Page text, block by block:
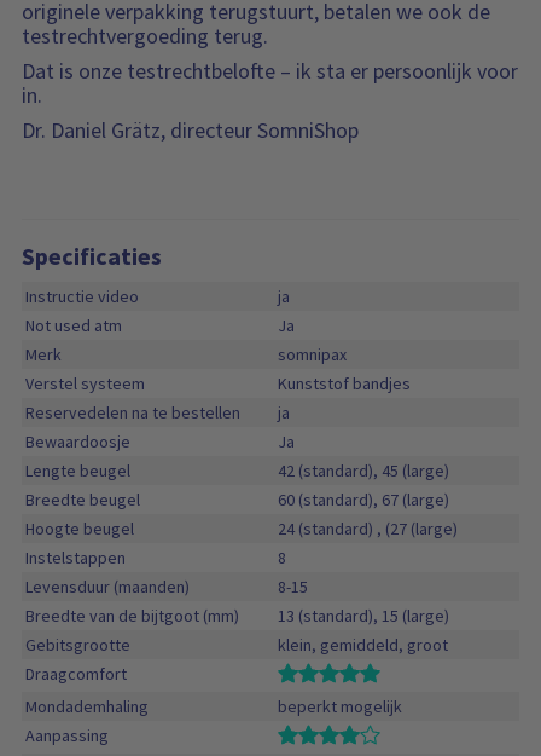
originele verpakking terugstuurt, betalen we ook de
testrechtvergoeding terug.
Dat is onze testrechtbelofte – ik sta er persoonlijk voor
in.
Dr. Daniel Grätz, directeur SomniShop
Specificaties
Instructie video
ja
Not used atm
Ja
Merk
somnipax
Verstel systeem
Kunststof bandjes
Reservedelen na te bestellen
ja
Bewaardoosje
Ja
Lengte beugel
42 (standard), 45 (large)
Breedte beugel
60 (standard), 67 (large)
Hoogte beugel
24 (standard) , (27 (large)
Instelstappen
8
Levensduur (maanden)
8-15
Breedte van de bijtgoot (mm)
13 (standard), 15 (large)
Gebitsgrootte
klein, gemiddeld, groot
Draagcomfort
Mondademhaling
beperkt mogelijk
Aanpassing